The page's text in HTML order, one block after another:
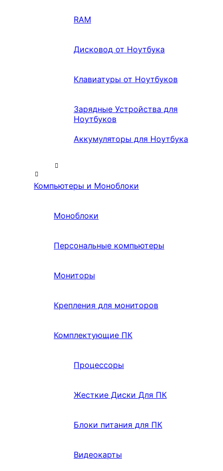
RAM
Дисковод от Ноутбука
Клавиатуры от Ноутбуков
Зарядные Устройства для
Ноутбуков
Аккумуляторы для Ноутбука
Компьютеры и Моноблоки
Моноблоки
Персональные компьютеры
Мониторы
Крепления для мониторов
Комплектующие ПК
Процессоры
Жесткие Диски Для ПК
Блоки питания для ПК
Видеокарты